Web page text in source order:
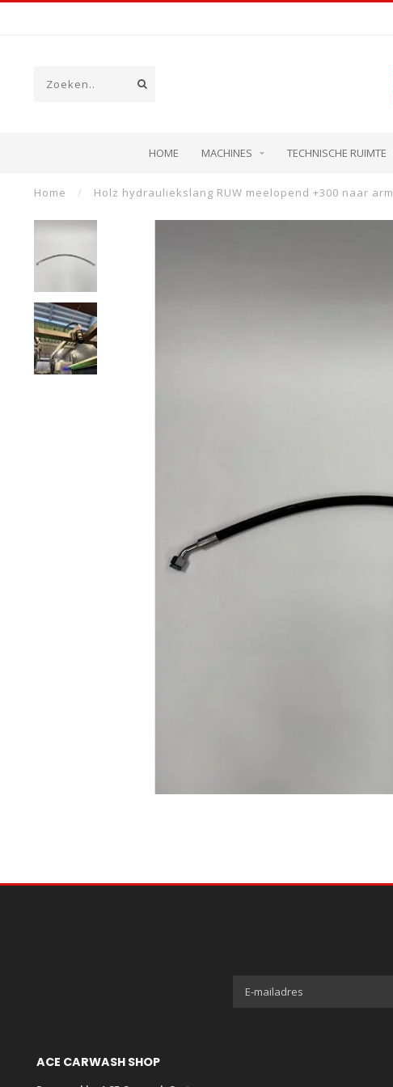
HOME MACHINES TECHNISCHE RUIMTE
Home / Holz hydrauliekslang RUW meelopend +300 naar arm
ACE CARWASH SHOP